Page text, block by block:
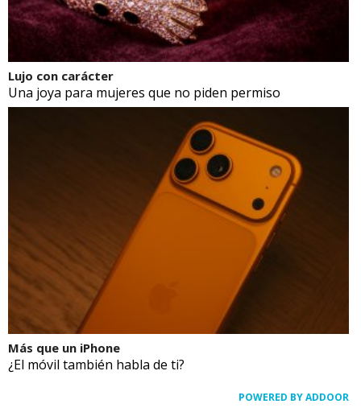
Lujo con carácter
Una joya para mujeres que no piden permiso
Más que un iPhone
¿El móvil también habla de ti?
POWERED BY ADDOOR